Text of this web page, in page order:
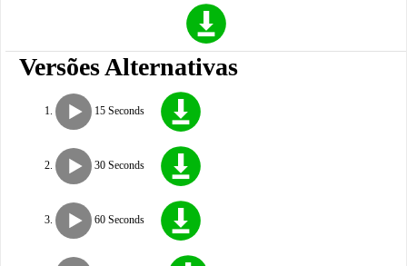
Versões Alternativas
15 Seconds
30 Seconds
60 Seconds